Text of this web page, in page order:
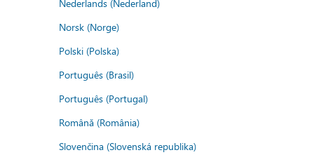
Nederlands (Nederland)
Norsk (Norge)
Polski (Polska)
Português (Brasil)
Português (Portugal)
Română (România)
Slovenčina (Slovenská republika)